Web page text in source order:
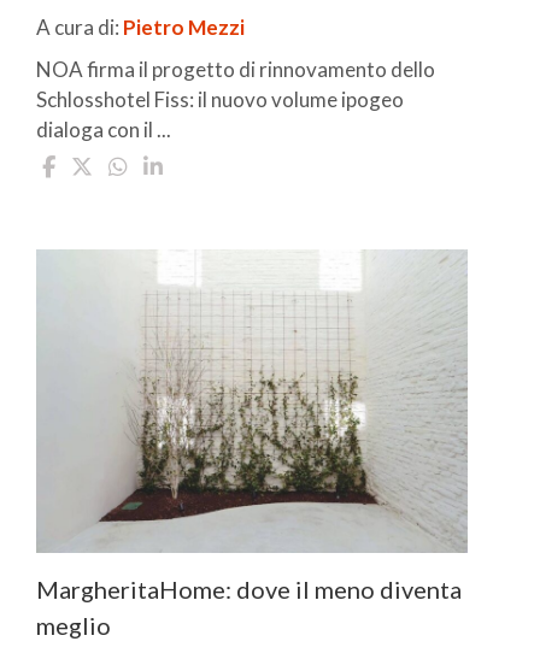
A cura di: Pietro Mezzi
NOA firma il progetto di rinnovamento dello
Schlosshotel Fiss: il nuovo volume ipogeo
dialoga con il ...
MargheritaHome: dove il meno diventa
meglio